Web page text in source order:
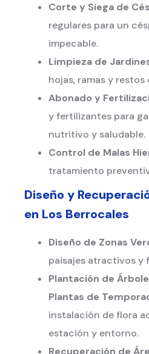
Corte y Siega de
regulares para un
impecable.
Limpieza de
hojas, ramas y
Abonado y
y fertilizantes para
nutritivo y saludable.
Control de Malas
tratamiento
Diseño y
en Los Berrocales
Diseño de Zonas
paisajes atractivos y
Plantación de
Plantas de
instalación de flora
estación y entorno.
Recuperación de